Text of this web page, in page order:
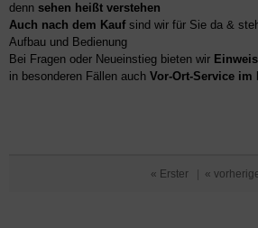
denn sehen heißt verstehen
Auch nach dem Kaufsind wir für Sie da &
Aufbau und Bedienung
Bei Fragen oder Neueinstieg bieten wir
in besonderen Fällen auch Vor-Ort-Service im
« Erster «